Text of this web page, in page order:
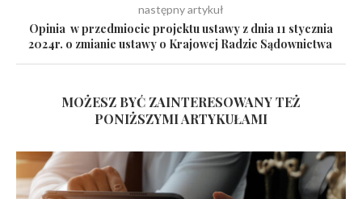
następny artykuł
Opinia w przedmiocie projektu ustawy z dnia 11 stycznia
2024r. o zmianie ustawy o Krajowej Radzie Sądownictwa
MOŻESZ BYĆ ZAINTERESOWANY TEŻ
PONIŻSZYMI ARTYKUŁAMI